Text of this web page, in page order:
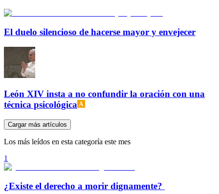
El duelo silencioso de hacerse mayor y envejecer
León XIV insta a no confundir la oración con una
técnica psicológica
Cargar más artículos
Los más leídos en esta categoría este mes
1
¿Existe el derecho a morir dignamente?